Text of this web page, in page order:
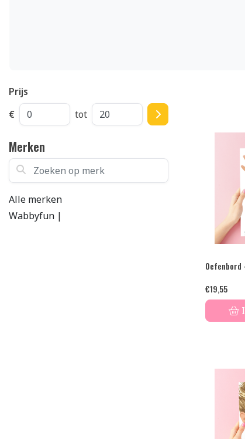
Prijs
€
tot
Merken
Zoeken op merk
Alle merken
Wabbyfun |
Oefenbord
€19,55